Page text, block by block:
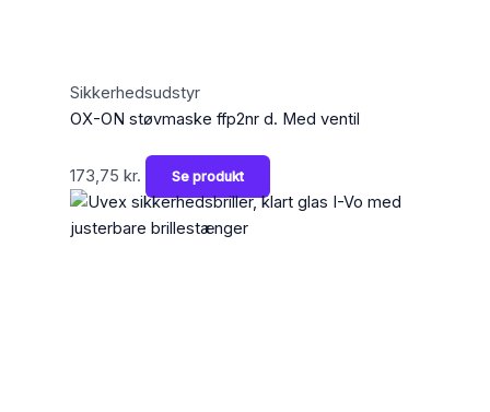
Sikkerhedsudstyr
OX-ON støvmaske ffp2nr d. Med ventil
173,75 kr. Se produkt